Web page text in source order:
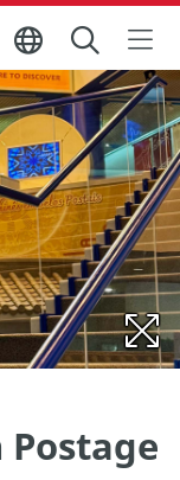
Postage